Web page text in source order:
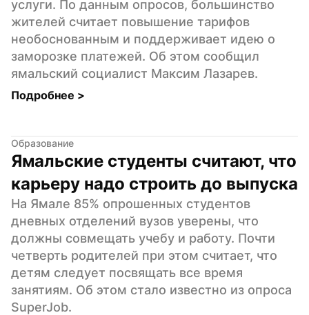
услуги. По данным опросов, большинство
жителей считает повышение тарифов
необоснованным и поддерживает идею о
заморозке платежей. Об этом сообщил
ямальский социалист Максим Лазарев.
Подробнее >
Образование
Ямальские студенты считают, что
карьеру надо строить до выпуска
На Ямале 85% опрошенных студентов
дневных отделений вузов уверены, что
должны совмещать учебу и работу. Почти
четверть родителей при этом считает, что
детям следует посвящать все время
занятиям. Об этом стало известно из опроса
SuperJob.